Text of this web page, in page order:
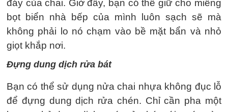
đáy của chai. Giờ đây, bạn có thể giữ cho miếng
bọt biển nhà bếp của mình luôn sạch sẽ mà
không phải lo nó chạm vào bề mặt bẩn và nhỏ
giọt khắp nơi.
Đựng dung dịch rửa bát
Bạn có thể sử dụng nửa chai nhựa không đục lỗ
để đựng dung dịch rửa chén. Chỉ cần pha một